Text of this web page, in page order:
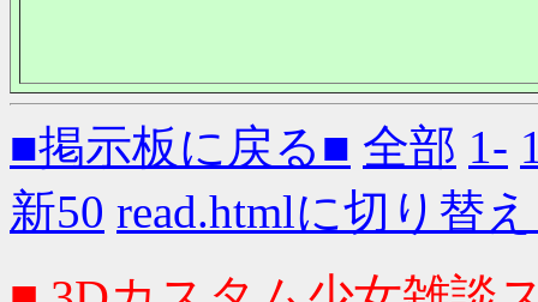
■掲示板に戻る■ 全部 1-
新50 read.htmlに切り替